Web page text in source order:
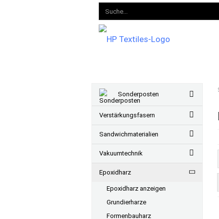
Sonderposten
Verstärkungsfasern
Sandwichmaterialien
Vakuumtechnik
Epoxidharz
Epoxidharz anzeigen
Grundierharze
Formenbauharz